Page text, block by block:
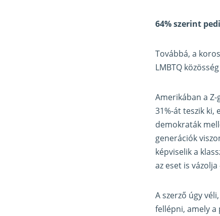
64% szerint
Továbbá, a
LMBTQ
Amerikában a
31%-át teszik ki,
demokraták
generációk
képviselik a
az eset is
A szerző úgy
fellépni, amely